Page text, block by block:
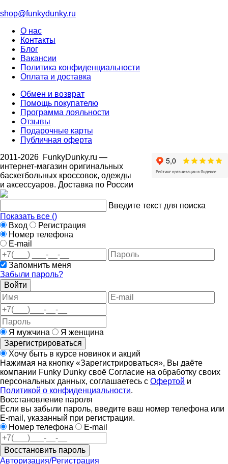
shop@funkydunky.ru
О нас
Контакты
Блог
Вакансии
Политика конфиденциальности
Оплата и доставка
Обмен и возврат
Помощь покупателю
Программа лояльности
Отзывы
Подарочные карты
Публичная оферта
2011-2026 FunkyDunky.ru —
интернет-магазин оригинальных
баскетбольных кроссовок, одежды
и аксессуаров. Доставка по России
Введите текст для поиска
Показать все ()
Вход
Регистрация
Номер телефона
E-mail
Запомнить меня
Забыли пароль?
Войти
Я мужчина
Я женщина
Зарегистрироваться
Хочу быть в курсе новинок и акций
Нажимая на кнопку «Зарегистрироваться», Вы даёте
компании Funky Dunky своё Согласие на обработку своих
персональных данных, соглашаетесь с Офертой и
Политикой о конфиденциальности.
Восстановление пароля
Если вы забыли пароль, введите ваш номер телефона или
E-mail, указанный при регистрации.
Номер телефона
E-mail
Восстановить пароль
Авторизация/Регистрация